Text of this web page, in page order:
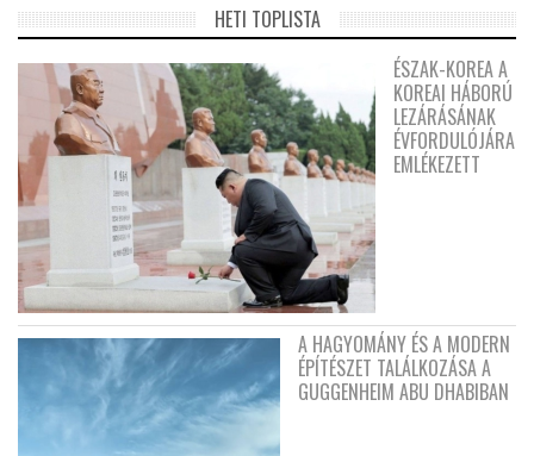
HETI TOPLISTA
ÉSZAK-KOREA A
KOREAI HÁBORÚ
LEZÁRÁSÁNAK
ÉVFORDULÓJÁRA
EMLÉKEZETT
A HAGYOMÁNY ÉS A MODERN
ÉPÍTÉSZET TALÁLKOZÁSA A
GUGGENHEIM ABU DHABIBAN